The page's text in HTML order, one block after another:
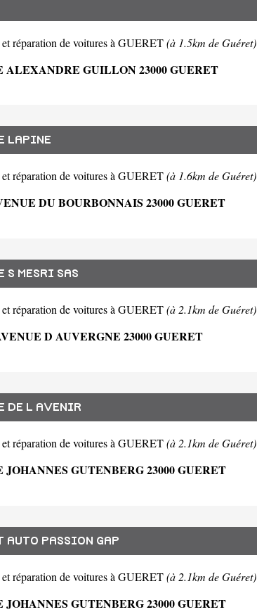
réparation de voitures à GUERET(à 1.5km de Guéret)
ALEXANDRE GUILLON 23000 GUERET
LAPINE
réparation de voitures à GUERET(à 1.6km de Guéret)
DU BOURBONNAIS 23000 GUERET
S MESRI SAS
réparation de voitures à GUERET(à 2.1km de Guéret)
D AUVERGNE 23000 GUERET
DE L AVENIR
réparation de voitures à GUERET(à 2.1km de Guéret)
JOHANNES GUTENBERG 23000 GUERET
AUTO PASSION GAP
réparation de voitures à GUERET(à 2.1km de Guéret)
JOHANNES GUTENBERG 23000 GUERET